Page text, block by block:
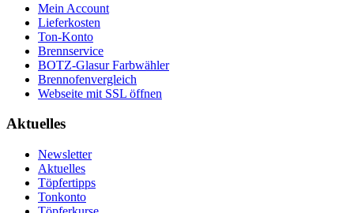
Mein Account
Lieferkosten
Ton-Konto
Brennservice
BOTZ-Glasur Farbwähler
Brennofenvergleich
Webseite mit SSL öffnen
Aktuelles
Newsletter
Aktuelles
Töpfertipps
Tonkonto